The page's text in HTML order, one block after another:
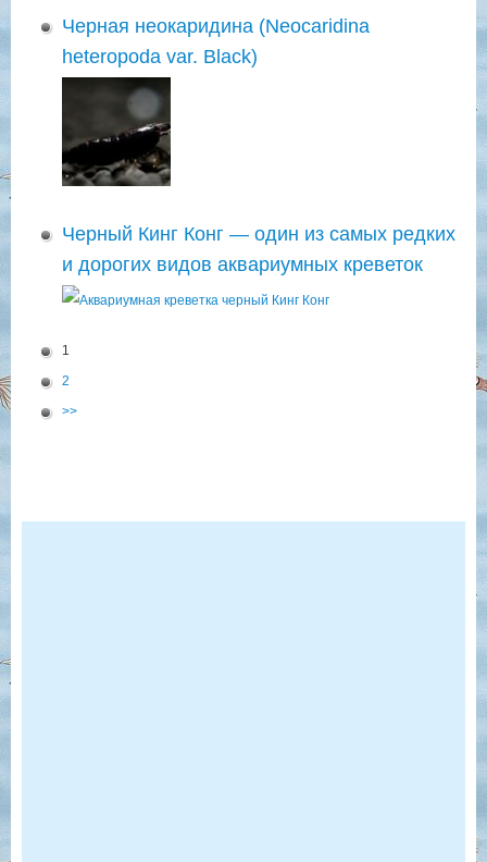
Черная неокаридина (Neocaridina
heteropoda var. Black)
Черный Кинг Конг — один из самых редких
и дорогих видов аквариумных креветок
1
2
>>